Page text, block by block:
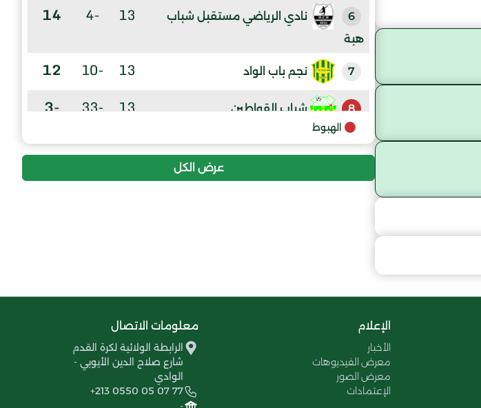
6
نادي الرياضي مستقبل شباب
هبة
13
-4
14
7 نجم باب الواد 13
-10
12
8 شباب القواطين 13
-33
-3
الهبوط
عرض الكل
الإعلام
الأخبار
معرض الفيديوهات
معرض الصور
الإعتمادات
معلومات الاتصال
الرابطة الولائية لكرة القدم
شارع صلاح الدين الأيوبي -
الوادي
+213 0550 05 07 77